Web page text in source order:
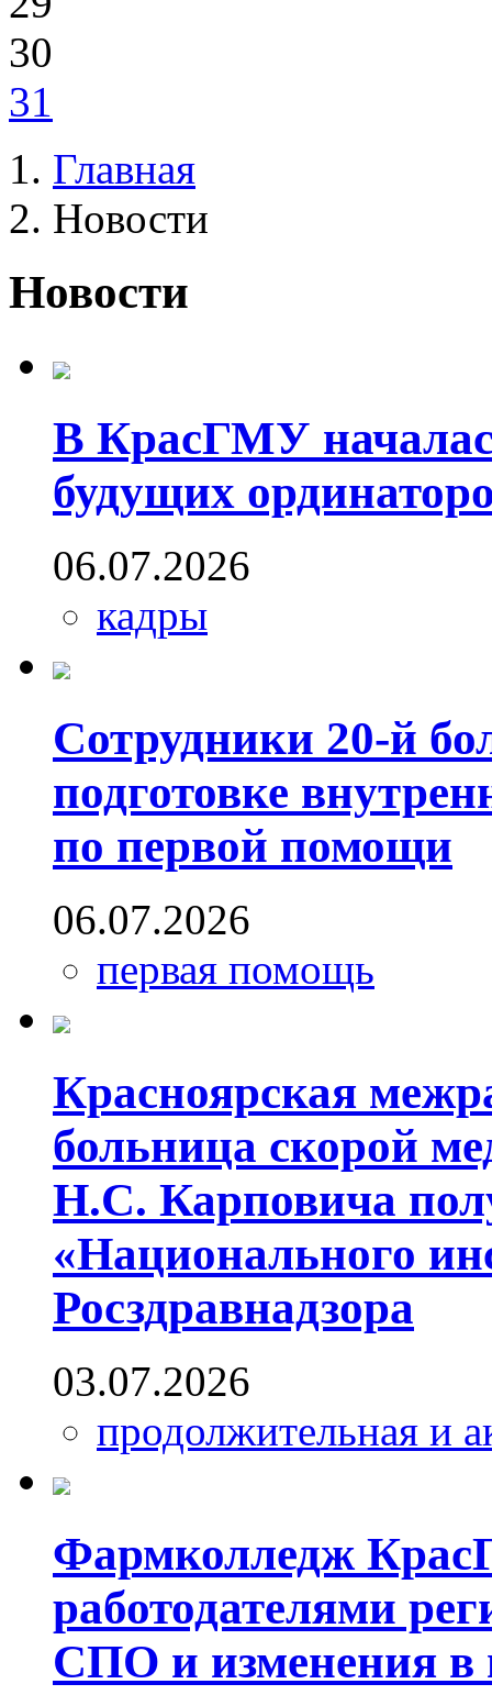
30
31
Главная
Новости
Новости
В КрасГМУ
будущих
06.07.2026
кадры
Сотрудники 20-й
подготовке
по первой помощи
06.07.2026
первая помощь
Красноярская
больница скорой
Н.С. Карповича
«Национального
Росздравнадзора
03.07.2026
продолжительная и
Фармколледж
работодателями
СПО и изменения в